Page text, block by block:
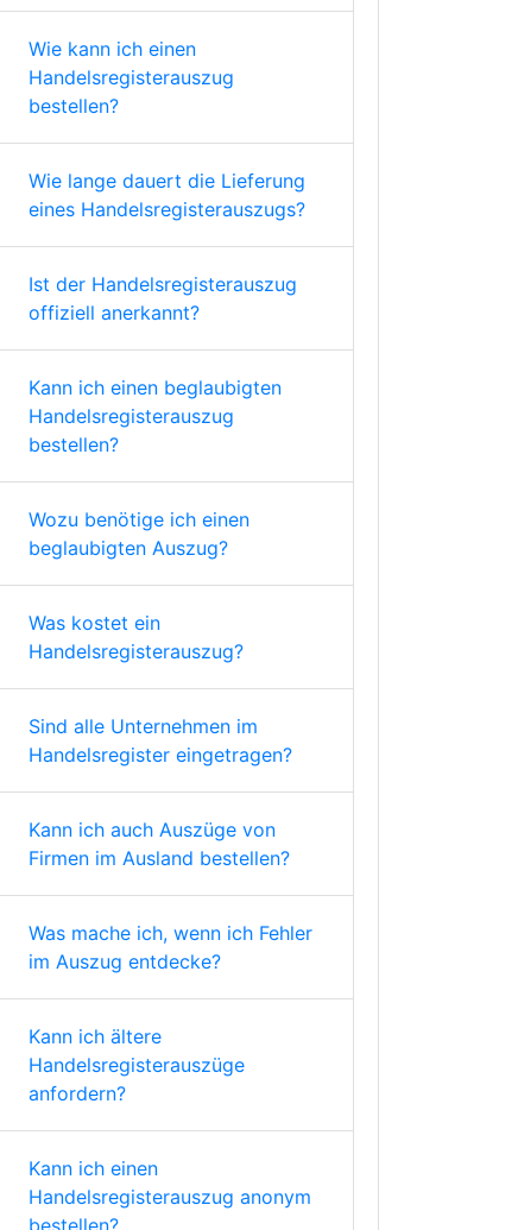
Wie kann ich einen
Handelsregisterauszug
bestellen?
Wie lange dauert die Lieferung
eines Handelsregisterauszugs?
Ist der Handelsregisterauszug
offiziell anerkannt?
Kann ich einen beglaubigten
Handelsregisterauszug
bestellen?
Wozu benötige ich einen
beglaubigten Auszug?
Was kostet ein
Handelsregisterauszug?
Sind alle Unternehmen im
Handelsregister eingetragen?
Kann ich auch Auszüge von
Firmen im Ausland bestellen?
Was mache ich, wenn ich Fehler
im Auszug entdecke?
Kann ich ältere
Handelsregisterauszüge
anfordern?
Kann ich einen
Handelsregisterauszug anonym